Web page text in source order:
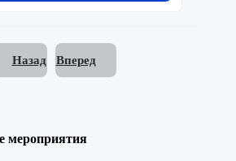
Назад Вперед
мероприятия